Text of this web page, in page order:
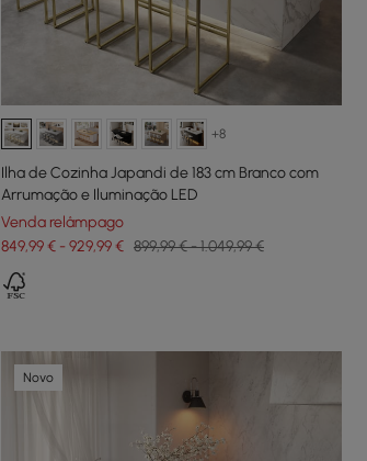
+8
Ilha de Cozinha Japandi de 183 cm Branco com
Arrumação e Iluminação LED
Venda relâmpago
849,99 € - 929,99 € 899,99 € - 1.049,99 €
Novo